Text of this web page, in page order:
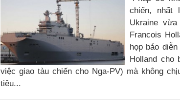
chiến, nhất
Ukraine
Francois
họp báo
Holland cho
việc giao tàu chiến cho Nga-PV) mà không
tiêu...